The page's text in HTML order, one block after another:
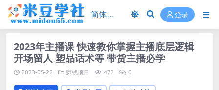
登录
2023年主播课 快速教你掌握主播底层逻辑
开场留人 塑品话术等 带货主播必学
2023-05-22 赚钱项目 472 0